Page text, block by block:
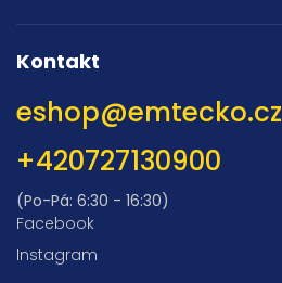
Kontakt
eshop@emtecko.cz
+420727130900
(Po-Pá: 6:30 - 16:30)
Facebook
Instagram